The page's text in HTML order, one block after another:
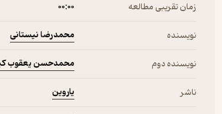
زمان تقریبی مطالعه ۰۰:۰۰
نویسنده محمدرضا نیستانی
نویسنده دوم محمدحسن یعقوب
ناشر یاروین